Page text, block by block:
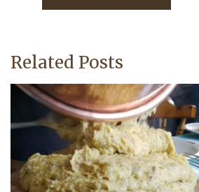
Related Posts